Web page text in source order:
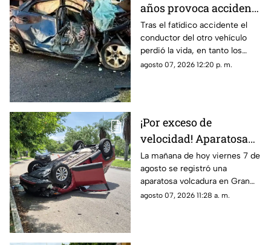
años provoca accidente
mortal; conducía un
AUTO robado con otros
seis menores
Tras el fatídico accidente el
conductor del otro vehículo
perdió la vida, en tanto los
menores de edad resultaron
agosto 07, 2026 12:20 p. m.
¡Por exceso de
velocidad! Aparatosa
VOLCADURA hoy
viernes 7 de agosto en
San Pedro Cholul; ¿Hay
heridos?
La mañana de hoy viernes 7 de
agosto se registró una
aparatosa volcadura en Gran
San Pedro Cholul, al norte de la
agosto 07, 2026 11:28 a. m.